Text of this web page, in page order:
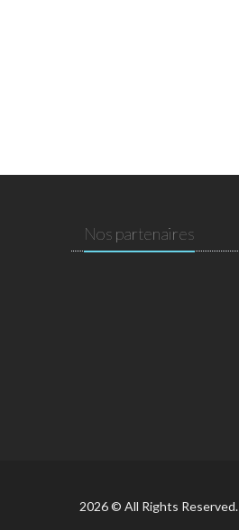
Nos partenaires
2026 © All Rights Reserved.